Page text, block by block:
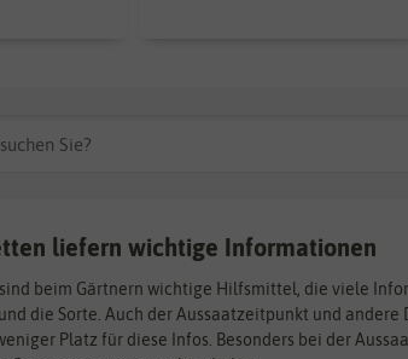
liefern wichtige Informationen
beim Gärtnern wichtige Hilfsmittel, die viele
die Sorte. Auch der Aussaatzeitpunkt und
Platz für diese Infos. Besonders bei der